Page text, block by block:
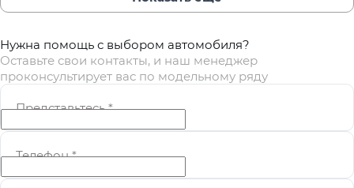
Нужна помощь с выбором автомобиля?
Оставьте свои контакты, и наш менеджер
проконсультирует вас по модельному ряду
Представьтесь*
Телефон*